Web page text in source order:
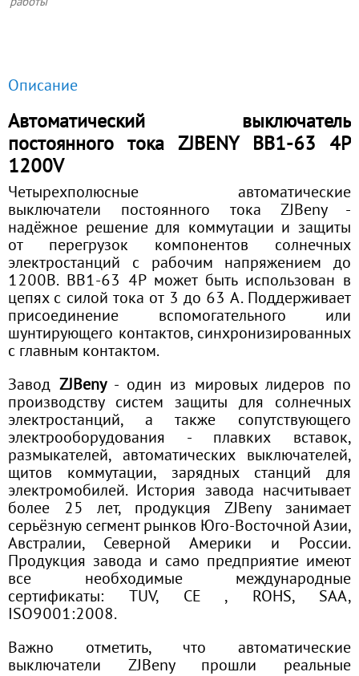
работы
Описание
Автоматический выключатель
постоянного тока ZJBENY BB1-63 4P
1200V
Четырехполюсные автоматические
выключатели постоянного тока ZJBeny -
надёжное решение для коммутации и защиты
от перегрузок компонентов солнечных
электростанций с рабочим напряжением до
1200В. BB1-63 4P может быть использован в
цепях с силой тока от 3 до 63 А. Поддерживает
присоединение вспомогательного или
шунтирующего контактов, синхронизированных
с главным контактом.
Завод ZJBeny - один из мировых лидеров по
производству систем защиты для солнечных
электростанций, а также сопутствующего
электрооборудования - плавких вставок,
размыкателей, автоматических выключателей,
щитов коммутации, зарядных станций для
электромобилей. История завода насчитывает
более 25 лет, продукция ZJBeny занимает
серьёзную сегмент рынков Юго-Восточной Азии,
Австралии, Северной Америки и России.
Продукция завода и само предприятие имеют
все необходимые международные
сертификаты: TUV, CE , ROHS, SAA,
ISO9001:2008.
Важно отметить, что автоматические
выключатели ZJBeny прошли реальные